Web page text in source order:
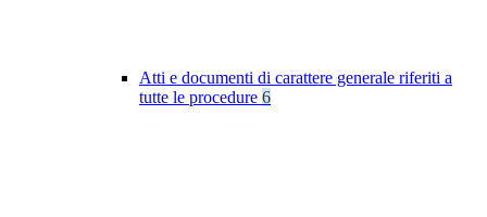
Atti e documenti di carattere generale riferiti a
tutte le procedure 6